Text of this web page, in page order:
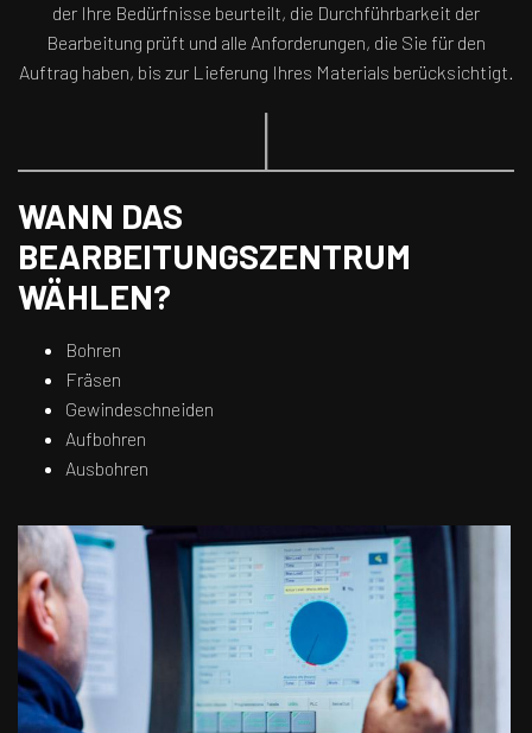
der Ihre Bedürfnisse beurteilt, die Durchführbarkeit der
Bearbeitung prüft und alle Anforderungen, die Sie für den
Auftrag haben, bis zur Lieferung Ihres Materials berücksichtigt.
WANN DAS
BEARBEITUNGSZENTRUM
WÄHLEN?
Bohren
Fräsen
Gewindeschneiden
Aufbohren
Ausbohren